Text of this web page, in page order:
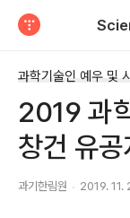
2019 과
창건 유
과기한림원 2019. 11.